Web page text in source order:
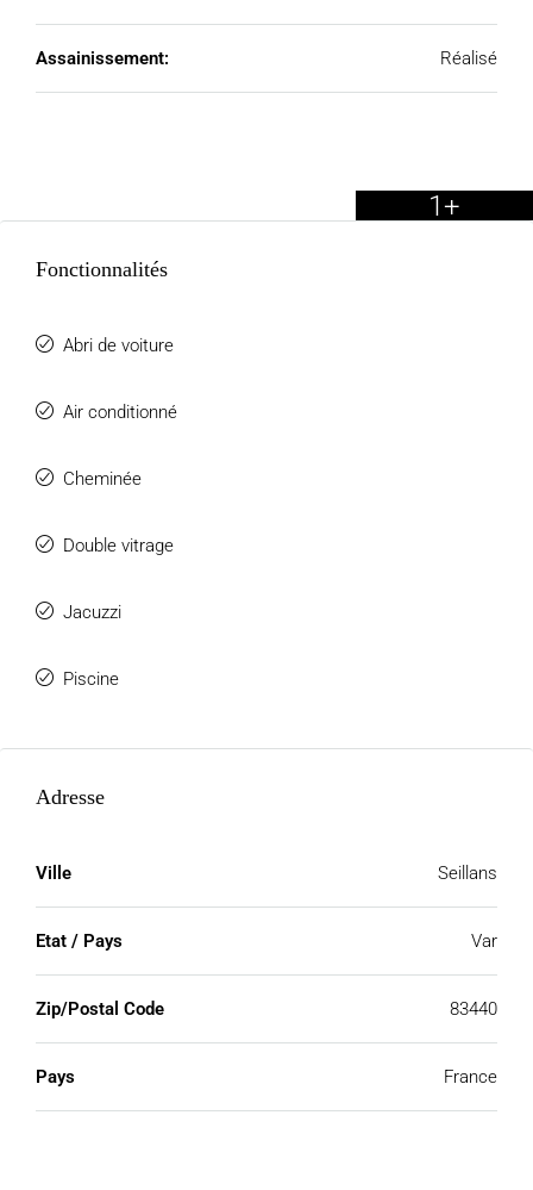
Assainissement: Réalisé
1+
Fonctionnalités
Abri de voiture
Air conditionné
Cheminée
Double vitrage
Jacuzzi
Piscine
Adresse
Ville Seillans
Etat / Pays Var
Zip/Postal Code 83440
Pays France